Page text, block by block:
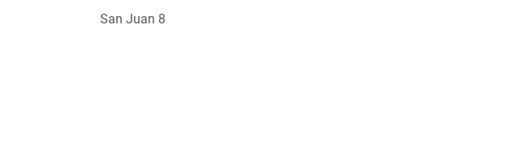
San Juan 8